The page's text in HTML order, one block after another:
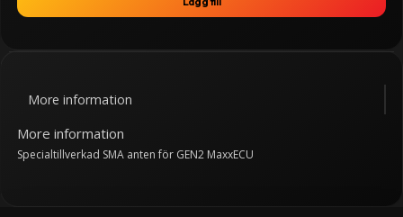
More information
More information
Specialtillverkad SMA anten för GEN2 MaxxECU